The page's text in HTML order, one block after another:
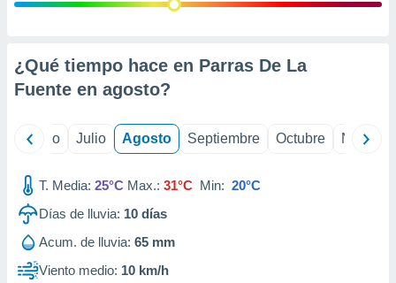
e
mediante
publicidad
de
1199
¿Qué tiempo hace en Parras De La
Fuente en agosto?
Junio Julio Agosto Septiembre Octubre
T. Media: 25°C Max.: 31°C Min: 20°C
Días de lluvia: 10 días
Acum. de lluvia: 65 mm
Viento medio: 10 km/h